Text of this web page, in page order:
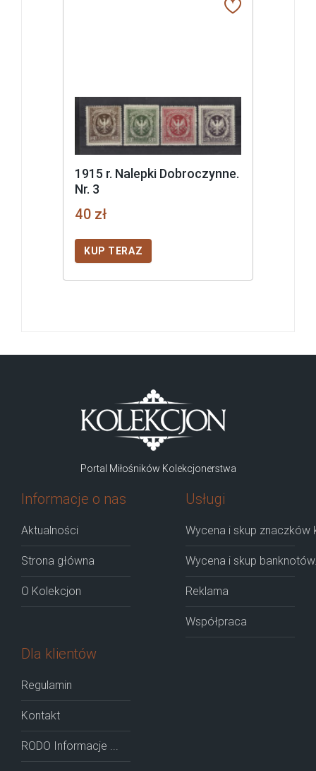
1915 r. Nalepki Dobroczynne.
Nr. 3
40 zł
KUP TERAZ
Portal Miłośników Kolekcjonerstwa
Informacje o nas
Aktualności
Strona główna
O Kolekcjon
Usługi
Wycena i skup znaczków
Wycena i skup
Reklama
Współpraca
Dla klientów
Regulamin
Kontakt
RODO Informacje ...